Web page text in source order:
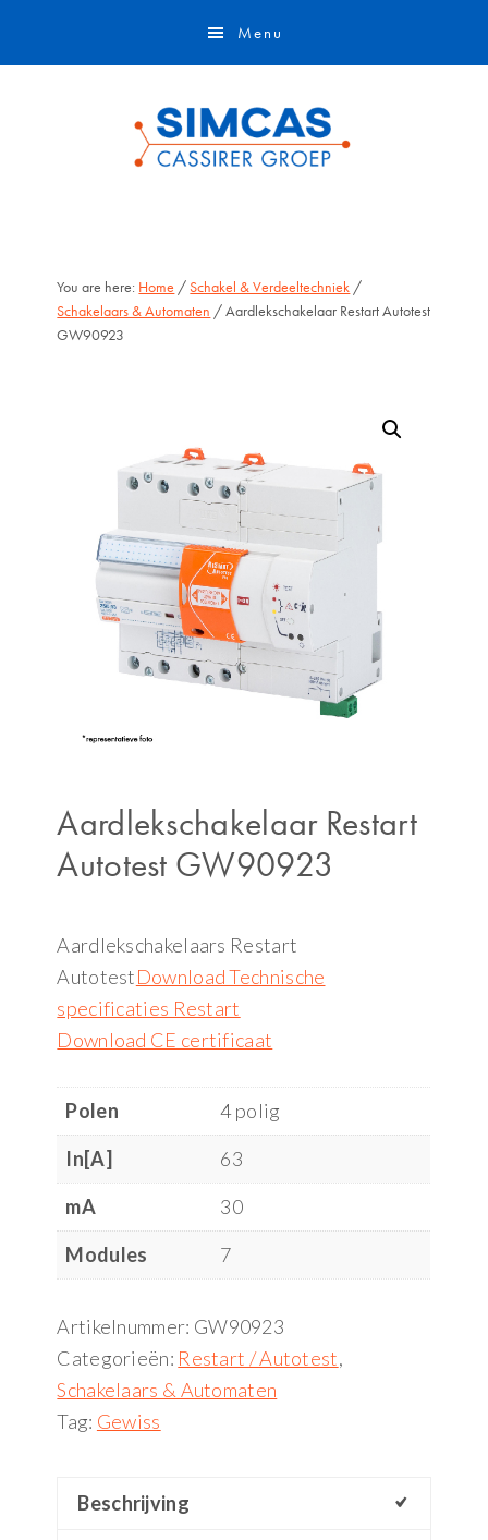
Menu
You are here: Home /Schakel & Verdeeltechniek /
Schakelaars & Automaten / Aardlekschakelaar Restart Autotest
GW90923
Aardlekschakelaar Restart
Autotest GW90923
Aardlekschakelaars Restart
AutotestDownload Technische
specificaties Restart
Download CE certificaat
Polen
4 polig
In[A]
63
mA
30
Modules
7
Artikelnummer: GW90923
Categorieën: Restart / Autotest,
Schakelaars & Automaten
Tag: Gewiss
Beschrijving